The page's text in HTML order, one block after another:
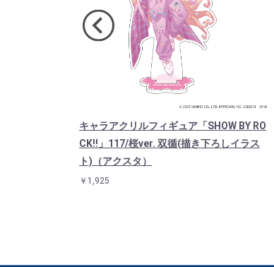
キャラアクリルフィギュア「SHOW BY RO
CK!!」117/桜ver. 双循(描き下ろしイラス
ト)（アクスタ）
￥1,925